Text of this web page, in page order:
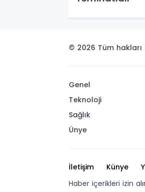
© 2026 Tüm hakları
Genel
Teknoloji
Sağlık
Ünye
İletişim Künye
Haber içerikleri izin